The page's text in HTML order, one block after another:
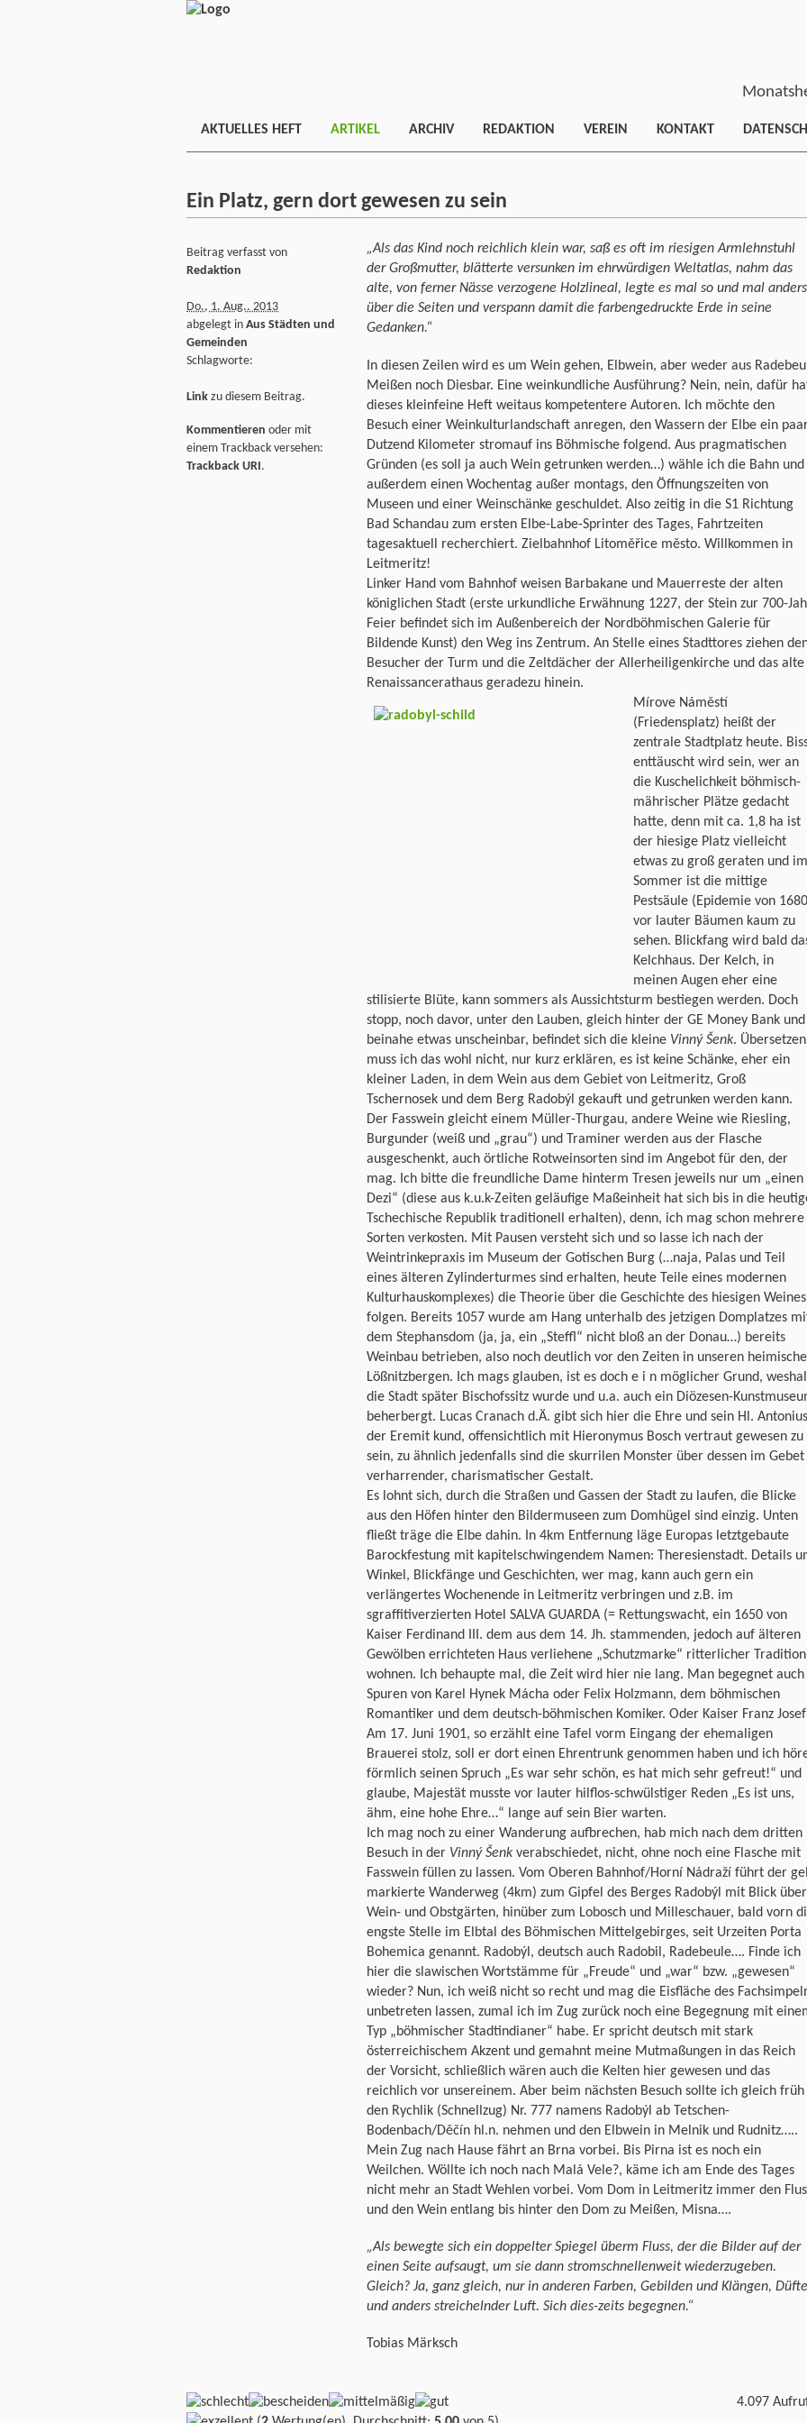
AKTUELLES HEFT ARTIKEL ARCHIV REDAKTION VEREIN KONTAKT
Ein Platz, gern dort gewesen zu sein
„Als das Kind noch reichlich klein war, saß es oft im riesigen Armlehnstuhl
der Großmutter, blätterte versunken im ehrwürdigen Weltatlas, nahm das
alte, von ferner Nässe verzogene Holzlineal, legte es mal so und mal anders
über die Seiten und verspann damit die farbengedruckte Erde in seine
Gedanken.“
In diesen Zeilen wird es um Wein gehen, Elbwein, aber weder aus
Meißen noch Diesbar. Eine weinkundliche Ausführung? Nein, nein, dafür
dieses kleinfeine Heft weitaus kompetentere Autoren. Ich möchte den
Besuch einer Weinkulturlandschaft anregen, den Wassern der Elbe ein
Dutzend Kilometer stromauf ins Böhmische folgend. Aus pragmatischen
Gründen (es soll ja auch Wein getrunken werden…) wähle ich die Bahn und
außerdem einen Wochentag außer montags, den Öffnungszeiten von
Museen und einer Weinschänke geschuldet. Also zeitig in die S1 Richtung
Bad Schandau zum ersten Elbe-Labe-Sprinter des Tages, Fahrtzeiten
tagesaktuell recherchiert. Zielbahnhof Litoměřice město. Willkommen in
Leitmeritz!
Linker Hand vom Bahnhof weisen Barbakane und Mauerreste der alten
königlichen Stadt (erste urkundliche Erwähnung 1227, der Stein zur 700-
Feier befindet sich im Außenbereich der Nordböhmischen Galerie für
Bildende Kunst) den Weg ins Zentrum. An Stelle eines Stadttores ziehen
Besucher der Turm und die Zeltdächer der Allerheiligenkirche und das alte
Renaissancerathaus geradezu hinein.
Mírove Náměstí
(Friedensplatz) heißt der
zentrale Stadtplatz heute.
enttäuscht wird sein, wer an
die Kuschelichkeit böhmisch-
mährischer Plätze gedacht
hatte, denn mit ca. 1,8 ha ist
der hiesige Platz vielleicht
etwas zu groß geraten und im
Sommer ist die mittige
Pestsäule (Epidemie von
vor lauter Bäumen kaum zu
sehen. Blickfang wird bald
Kelchhaus. Der Kelch, in
meinen Augen eher eine
stilisierte Blüte, kann sommers als Aussichtsturm bestiegen werden. Doch
stopp, noch davor, unter den Lauben, gleich hinter der GE Money Bank und
beinahe etwas unscheinbar, befindet sich die kleine Vinný Šenk. Übersetzen
muss ich das wohl nicht, nur kurz erklären, es ist keine Schänke, eher ein
kleiner Laden, in dem Wein aus dem Gebiet von Leitmeritz, Groß
Tschernosek und dem Berg Radobýl gekauft und getrunken werden kann.
Der Fasswein gleicht einem Müller-Thurgau, andere Weine wie Riesling,
Burgunder (weiß und „grau“) und Traminer werden aus der Flasche
ausgeschenkt, auch örtliche Rotweinsorten sind im Angebot für den, der
mag. Ich bitte die freundliche Dame hinterm Tresen jeweils nur um „einen
Dezi“ (diese aus k.u.k-Zeiten geläufige Maßeinheit hat sich bis in die
Tschechische Republik traditionell erhalten), denn, ich mag schon mehrere
Sorten verkosten. Mit Pausen versteht sich und so lasse ich nach der
Weintrinkepraxis im Museum der Gotischen Burg (…naja, Palas und Teil
eines älteren Zylinderturmes sind erhalten, heute Teile eines modernen
Kulturhauskomplexes) die Theorie über die Geschichte des hiesigen Weines
folgen. Bereits 1057 wurde am Hang unterhalb des jetzigen Domplatzes
dem Stephansdom (ja, ja, ein „Steffl“ nicht bloß an der Donau…) bereits
Weinbau betrieben, also noch deutlich vor den Zeiten in unseren
Lößnitzbergen. Ich mags glauben, ist es doch e i n möglicher Grund,
die Stadt später Bischofssitz wurde und u.a. auch ein Diözesen-
beherbergt. Lucas Cranach d.Ä. gibt sich hier die Ehre und sein Hl. Antonius
der Eremit kund, offensichtlich mit Hieronymus Bosch vertraut gewesen zu
sein, zu ähnlich jedenfalls sind die skurrilen Monster über dessen im Gebet
verharrender, charismatischer Gestalt.
Es lohnt sich, durch die Straßen und Gassen der Stadt zu laufen, die Blicke
aus den Höfen hinter den Bildermuseen zum Domhügel sind einzig. Unten
fließt träge die Elbe dahin. In 4km Entfernung läge Europas letztgebaute
Barockfestung mit kapitelschwingendem Namen: Theresienstadt. Details
Winkel, Blickfänge und Geschichten, wer mag, kann auch gern ein
verlängertes Wochenende in Leitmeritz verbringen und z.B. im
sgraffitiverzierten Hotel SALVA GUARDA (= Rettungswacht, ein 1650 von
Kaiser Ferdinand III. dem aus dem 14. Jh. stammenden, jedoch auf älteren
Gewölben errichteten Haus verliehene „Schutzmarke“ ritterlicher
wohnen. Ich behaupte mal, die Zeit wird hier nie lang. Man begegnet auch
Spuren von Karel Hynek Mácha oder Felix Holzmann, dem böhmischen
Romantiker und dem deutsch-böhmischen Komiker. Oder Kaiser Franz
Am 17. Juni 1901, so erzählt eine Tafel vorm Eingang der ehemaligen
Brauerei stolz, soll er dort einen Ehrentrunk genommen haben und ich
förmlich seinen Spruch „Es war sehr schön, es hat mich sehr gefreut!“ und
glaube, Majestät musste vor lauter hilflos-schwülstiger Reden „Es ist uns,
ähm, eine hohe Ehre…“ lange auf sein Bier warten.
Ich mag noch zu einer Wanderung aufbrechen, hab mich nach dem dritten
Besuch in der Vinný Šenk verabschiedet, nicht, ohne noch eine Flasche mit
Fasswein füllen zu lassen. Vom Oberen Bahnhof/Horní Nádraží führt der
markierte Wanderweg (4km) zum Gipfel des Berges Radobýl mit Blick über
Wein- und Obstgärten, hinüber zum Lobosch und Milleschauer, bald vorn
engste Stelle im Elbtal des Böhmischen Mittelgebirges, seit Urzeiten Porta
Bohemica genannt. Radobýl, deutsch auch Radobil, Radebeule…. Finde ich
hier die slawischen Wortstämme für „Freude“ und „war“ bzw. „gewesen“
wieder? Nun, ich weiß nicht so recht und mag die Eisfläche des
unbetreten lassen, zumal ich im Zug zurück noch eine Begegnung mit
Typ „böhmischer Stadtindianer“ habe. Er spricht deutsch mit stark
österreichischem Akzent und gemahnt meine Mutmaßungen in das Reich
der Vorsicht, schließlich wären auch die Kelten hier gewesen und das
reichlich vor unsereinem. Aber beim nächsten Besuch sollte ich gleich früh
den Rychlik (Schnellzug) Nr. 777 namens Radobýl ab Tetschen-
Bodenbach/Děčín hl.n. nehmen und den Elbwein in Melnik und Rudnitz…..
Mein Zug nach Hause fährt an Brna vorbei. Bis Pirna ist es noch ein
Weilchen. Wöllte ich noch nach Malá Vele?, käme ich am Ende des Tages
nicht mehr an Stadt Wehlen vorbei. Vom Dom in Leitmeritz immer den
und den Wein entlang bis hinter den Dom zu Meißen, Misna….
„Als bewegte sich ein doppelter Spiegel überm Fluss, der die Bilder auf der
einen Seite aufsaugt, um sie dann stromschnellenweit wiederzugeben.
Gleich? Ja, ganz gleich, nur in anderen Farben, Gebilden und Klängen,
und anders streichelnder Luft. Sich dies-zeits begegnen.“
Tobias Märksch
Beitrag verfasst von
Redaktion
Do., 1. Aug.. 2013
abgelegt in Aus Städten und
Gemeinden
Schlagworte:
Link zu diesem Beitrag.
Kommentieren oder mit
einem Trackback versehen:
Trackback URI.
4.097